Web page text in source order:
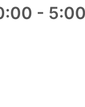
- 5:00